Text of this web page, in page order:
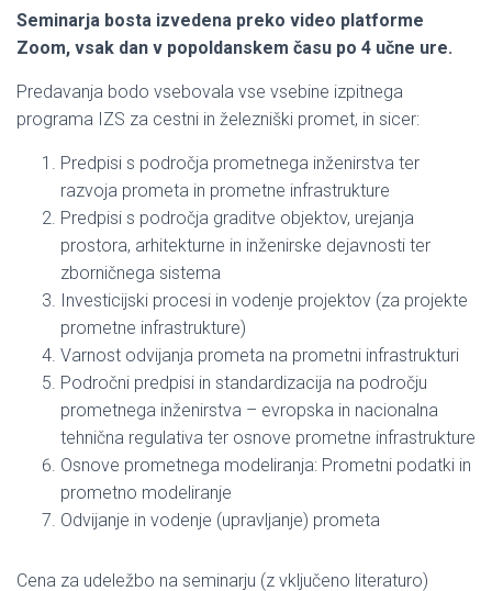
Seminarja bosta izvedena preko video platforme
Zoom, vsak dan v popoldanskem času po 4 učne ure.
Predavanja bodo vsebovala vse vsebine izpitnega
programa IZS za cestni in železniški promet, in sicer:
Predpisi s področja prometnega inženirstva ter
razvoja prometa in prometne infrastrukture
Predpisi s področja graditve objektov, urejanja
prostora, arhitekturne in inženirske dejavnosti ter
zborničnega sistema
Investicijski procesi in vodenje projektov (za projekte
prometne infrastrukture)
Varnost odvijanja prometa na prometni infrastrukturi
Področni predpisi in standardizacija na področju
prometnega inženirstva – evropska in nacionalna
tehnična regulativa ter osnove prometne infrastrukture
Osnove prometnega modeliranja: Prometni podatki in
prometno modeliranje
Odvijanje in vodenje (upravljanje) prometa
Cena za udeležbo na seminarju (z vključeno literaturo)